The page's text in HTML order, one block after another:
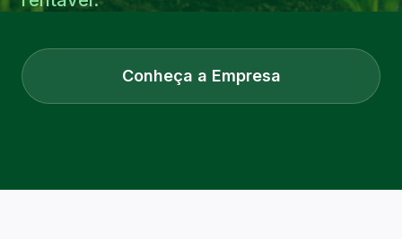
Conheça a Empresa